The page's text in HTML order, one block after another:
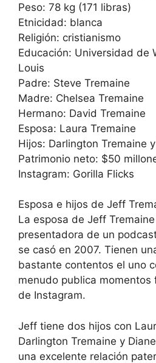
Peso: 78 kg (171 libras)
Etnicidad: blanca
Religión: cristianismo
Educación: Universidad de
Louis
Padre: Steve Tremaine
Madre: Chelsea Tremaine
Hermano: David Tremaine
Esposa: Laura Tremaine
Hijos: Darlington Tremaine
Patrimonio neto: $50
Instagram: Gorilla Flicks
Esposa e hijos de Jeff
La esposa de Jeff
presentadora de un
se casó en 2007. Tienen
bastante contentos el uno
menudo publica momentos
de Instagram.
Jeff tiene dos hijos con
Darlington Tremaine y
una excelente relación